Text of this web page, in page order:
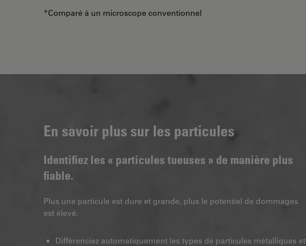
*Comparé à un microscope conventionnel
En savoir plus sur les particules
Identifiez les « particules tueuses » de manière plus
fiable.
Plus une particule est dure et grande, plus le potentiel de dommages
est élevé.
Différenciez automatiquement les types de particules métalliques et